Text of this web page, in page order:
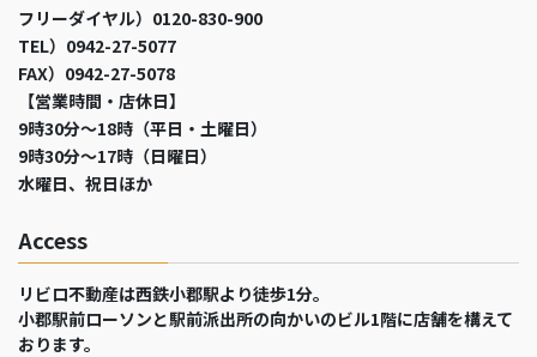
フリーダイヤル）0120-830-900
TEL）0942-27-5077
FAX）0942-27-5078
【営業時間・店休日】
9時30分～18時（平日・土曜日）
9時30分～17時（日曜日）
水曜日、祝日ほか
Access
リビロ不動産は西鉄小郡駅より徒歩1分。
小郡駅前ローソンと駅前派出所の向かいのビル1階に店舗を構えて
おります。